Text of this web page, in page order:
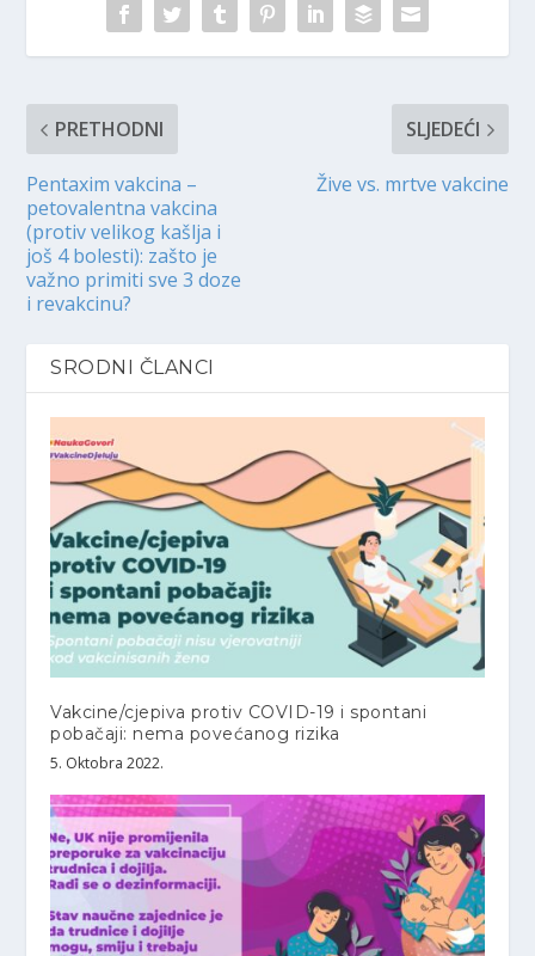
PRETHODNI
Pentaxim vakcina –
petovalentna vakcina
(protiv velikog kašlja i
još 4 bolesti): zašto je
važno primiti sve 3 doze
i revakcinu?
SLJEDEĆI
Žive vs. mrtve vakcine
SRODNI ČLANCI
Vakcine/cjepiva protiv COVID-19 i spontani
pobačaji: nema povećanog rizika
5. Oktobra 2022.